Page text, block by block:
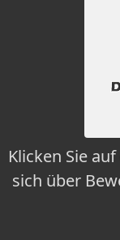
Klicken Sie
sich über